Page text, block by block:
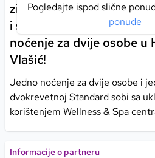
Pogledajte ispod slične
ponude
zimskoj idili, okruženi
i svježim planinskim
noćenje za dvije osobe u
Vlašić!
Jedno noćenje za dvije osobe i
dvokrevetnoj Standard sobi sa
korištenjem Wellness & Spa
Informacije o partneru